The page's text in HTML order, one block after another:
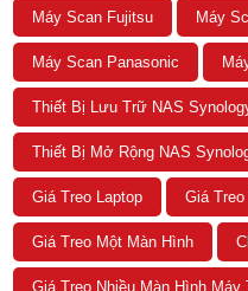
Máy Scan Fujitsu Máy
Máy Scan Panasonic
Thiết Bị Lưu Trữ NAS
Thiết Bị Mở Rộng NAS
Giá Treo Laptop Giá
Giá Treo Một Màn Hình
Giá Treo Nhiều Màn Hình Máy